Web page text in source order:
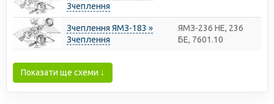
Зчеплення
Зчеплення ЯМЗ-183 »
Зчеплення
ЯМЗ-236 НЕ, 236
БЕ, 7601.10
Показати ще схеми ↓